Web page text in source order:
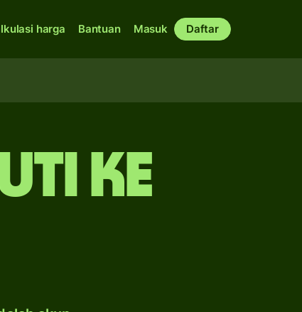
harga Bantuan Masuk Daftar
ke